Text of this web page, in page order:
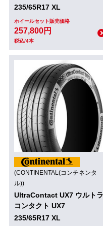
235/65R17 XL
ホイールセット販売価格
257,800円
税込/4本
(CONTINENTAL(コンチネンタ
ル))
UltraContact UX7 ウルトラ
コンタクト UX7
235/65R17 XL